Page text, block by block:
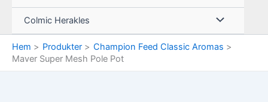
Colmic Herakles
Hem Produkter
Champion Feed Classic Aromas
Maver Super Mesh Pole Pot